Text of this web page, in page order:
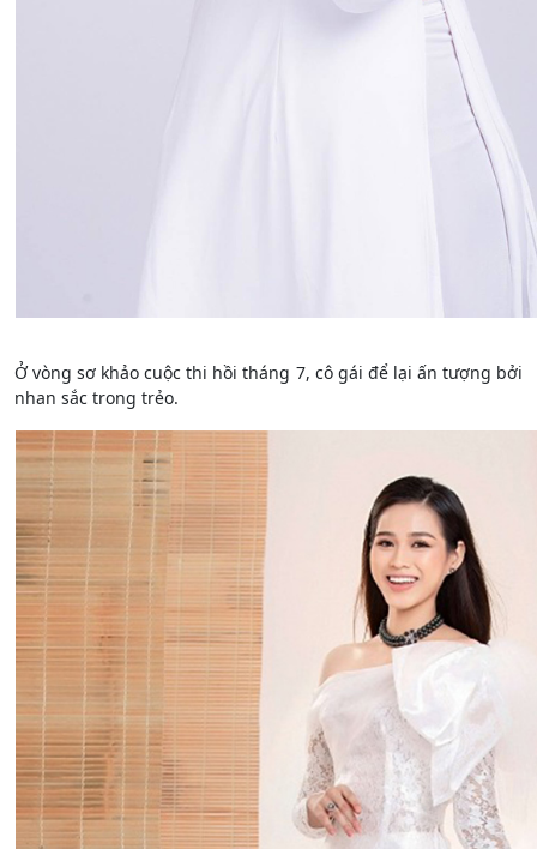
Ở vòng sơ khảo cuộc thi hồi tháng 7, cô gái để lại ấn tượng bởi
nhan sắc trong trẻo.